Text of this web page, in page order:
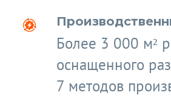
Более 3 000 м²
оснащенного
7 методов